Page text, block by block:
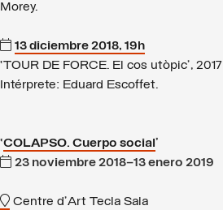
Morey.
13 diciembre 2018, 19h
‘TOUR DE FORCE. El cos utòpic’, 2017
Intérprete: Eduard Escoffet.
‘COLAPSO. Cuerpo social ’
23 noviembre 2018–13 enero 2019
Centre d’Art Tecla Sala